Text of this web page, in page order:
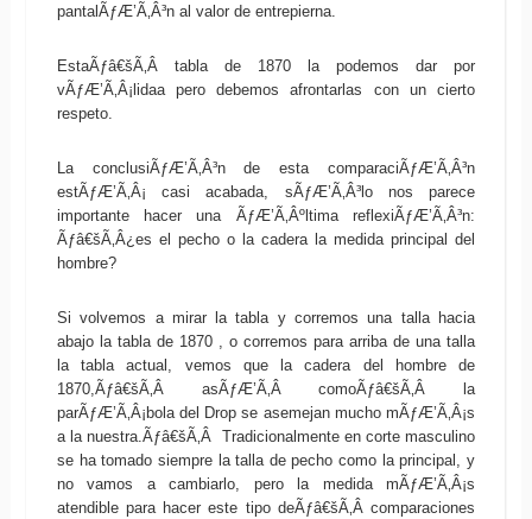
pantalÃƒÆ’Ã‚Â³n al valor de entrepierna.
EstaÃƒâ€šÃ‚Â tabla de 1870 la podemos dar por
vÃƒÆ’Ã‚Â¡lidaa pero debemos afrontarlas con un cierto
respeto.
La conclusiÃƒÆ’Ã‚Â³n de esta comparaciÃƒÆ’Ã‚Â³n
estÃƒÆ’Ã‚Â¡ casi acabada, sÃƒÆ’Ã‚Â³lo nos parece
importante hacer una ÃƒÆ’Ã‚Âºltima reflexiÃƒÆ’Ã‚Â³n:
Ãƒâ€šÃ‚Â¿es el pecho o la cadera la medida principal del
hombre?
Si volvemos a mirar la tabla y corremos una talla hacia
abajo la tabla de 1870 , o corremos para arriba de una talla
la tabla actual, vemos que la cadera del hombre de
1870,Ãƒâ€šÃ‚Â asÃƒÆ’Ã‚Â­ comoÃƒâ€šÃ‚Â la
parÃƒÆ’Ã‚Â¡bola del Drop se asemejan mucho mÃƒÆ’Ã‚Â¡s
a la nuestra.Ãƒâ€šÃ‚Â Tradicionalmente en corte masculino
se ha tomado siempre la talla de pecho como la principal, y
no vamos a cambiarlo, pero la medida mÃƒÆ’Ã‚Â¡s
atendible para hacer este tipo deÃƒâ€šÃ‚Â comparaciones